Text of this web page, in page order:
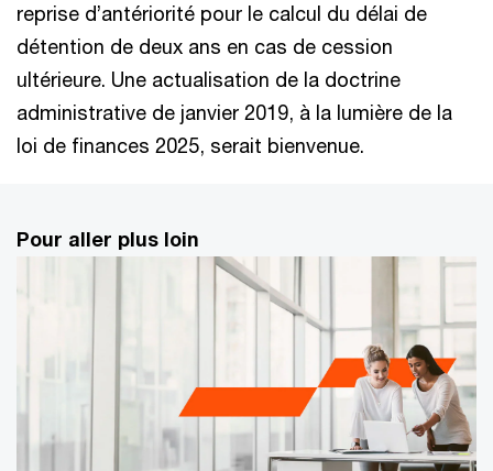
reprise d’antériorité pour le calcul du délai de
détention de deux ans en cas de cession
ultérieure. Une actualisation de la doctrine
administrative de janvier 2019, à la lumière de la
loi de finances 2025, serait bienvenue.
Pour aller plus loin